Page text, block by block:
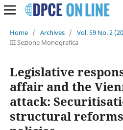
Home / Archives / Vol. 59 No. 2
III Sezione Monografica
Legislative
affair and the
attack:
structural